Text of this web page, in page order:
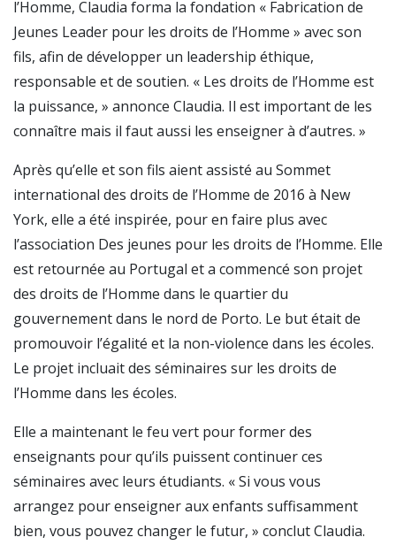
l’Homme, Claudia forma la fondation « Fabrication de
Jeunes Leader pour les droits de l’Homme » avec son
fils, afin de développer un leadership éthique,
responsable et de soutien. « Les droits de l’Homme est
la puissance, » annonce Claudia. Il est important de les
connaître mais il faut aussi les enseigner à d’autres. »
Après qu’elle et son fils aient assisté au Sommet
international des droits de l’Homme de 2016 à New
York, elle a été inspirée, pour en faire plus avec
l’association Des jeunes pour les droits de l’Homme. Elle
est retournée au Portugal et a commencé son projet
des droits de l’Homme dans le quartier du
gouvernement dans le nord de Porto. Le but était de
promouvoir l’égalité et la non-violence dans les écoles.
Le projet incluait des séminaires sur les droits de
l’Homme dans les écoles.
Elle a maintenant le feu vert pour former des
enseignants pour qu’ils puissent continuer ces
séminaires avec leurs étudiants. « Si vous vous
arrangez pour enseigner aux enfants suffisamment
bien, vous pouvez changer le futur, » conclut Claudia.